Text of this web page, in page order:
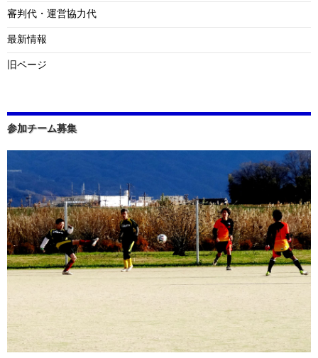
審判代・運営協力代
最新情報
旧ページ
参加チーム募集